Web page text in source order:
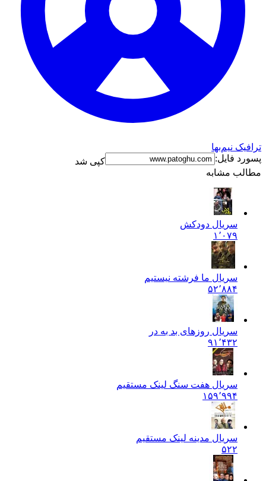
ترافیک نیم‌بها
پسورد فایل:
کپی شد
مطالب مشابه
سریال دودکش
۱٬۰۷۹
سریال ما فرشته نیستیم
۵۲٬۸۸۴
سریال روزهای بد به در
۹۱٬۴۳۲
سریال هفت سنگ لینک مستقیم
۱۵۹٬۹۹۴
سریال مدینه لینک مستقیم
۵۲۲